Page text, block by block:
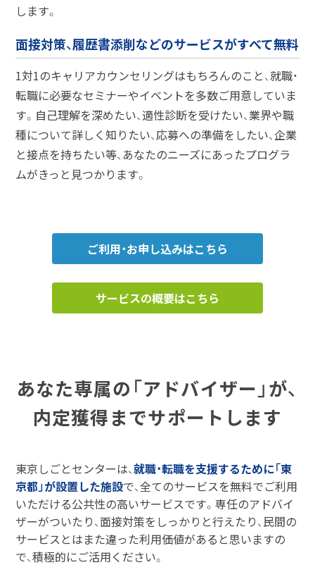
します。
面接対策、履歴書添削などのサービスがすべて無料
1対1のキャリアカウンセリングはもちろんのこと、就職・
転職に必要なセミナーやイベントを多数ご用意していま
す。自己理解を深めたい、適性診断を受けたい、業界や職
種について詳しく知りたい、応募への準備をしたい、企業
と接点を持ちたい等、あなたのニーズにあったプログラ
ムがきっと見つかります。
ご利用・お申し込みはこちら
サービスの概要はこちら
あなた専属の「アドバイザー」が、
内定獲得までサポートします
東京しごとセンターは、就職・転職を支援するために「東
京都」が設置した施設で、全てのサービスを無料でご利用
いただける公共性の高いサービスです。専任のアドバイ
ザーがついたり、面接対策をしっかりと行えたり、民間の
サービスとはまた違った利用価値があると思いますの
で、積極的にご活用ください。